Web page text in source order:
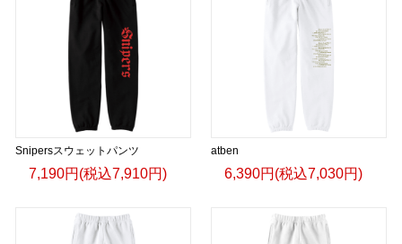
Snipersスウェットパンツ
7,190円(税込7,910円)
atben
6,390円(税込7,030円)